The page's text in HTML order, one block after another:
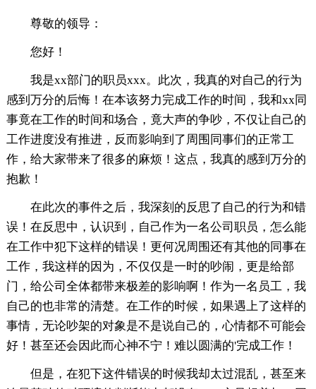
尊敬的领导：
您好！
我是xx部门的职员xxx。此次，我真的对自己的行为
感到万分的后悔！在本该努力完成工作的时间，我和xx同
事竟在工作的时间和场合，竟大声的争吵，不仅让自己的
工作进度没有推进，反而影响到了周围同事们的正常工
作，给大家带来了很多的麻烦！这点，我真的感到万分的
抱歉！
在此次的事件之后，我深刻的反思了自己的行为和错
误！在反思中，认识到，自己作为一名公司职员，怎么能
在工作中犯下这样的错误！更何况周围还有其他的同事在
工作，我这样的因为，不仅仅是一时的吵闹，更是给部
门，给公司全体都带来极差的影响啊！作为一名员工，我
自己的也非常的清楚。在工作的时候，如果遇上了这样的
事情，无论吵架的对象是不是说自己的，心情都不可能会
好！甚至还会因此而心神不宁！难以圆满的'完成工作！
但是，在犯下这件错误的时候我却太过混乱，甚至来